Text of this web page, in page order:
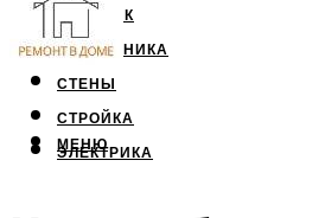
ПОТОЛОК
САНТЕХНИКА
СТЕНЫ
СТРОЙКА
ЭЛЕКТРИКА
МЕНЮ